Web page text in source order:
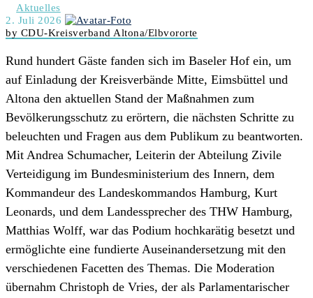
Aktuelles
2. Juli 2026
by CDU-Kreisverband Altona/Elbvororte
Rund hundert Gäste fanden sich im Baseler Hof ein, um
auf Einladung der Kreisverbände Mitte, Eimsbüttel und
Altona den aktuellen Stand der Maßnahmen zum
Bevölkerungsschutz zu erörtern, die nächsten Schritte zu
beleuchten und Fragen aus dem Publikum zu beantworten.
Mit Andrea Schumacher, Leiterin der Abteilung Zivile
Verteidigung im Bundesministerium des Innern, dem
Kommandeur des Landeskommandos Hamburg, Kurt
Leonards, und dem Landessprecher des THW Hamburg,
Matthias Wolff, war das Podium hochkarätig besetzt und
ermöglichte eine fundierte Auseinandersetzung mit den
verschiedenen Facetten des Themas. Die Moderation
übernahm Christoph de Vries, der als Parlamentarischer